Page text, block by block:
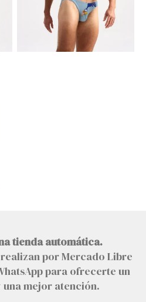
tienda automática.
por Mercado Libre
para ofrecerte un
mejor atención.